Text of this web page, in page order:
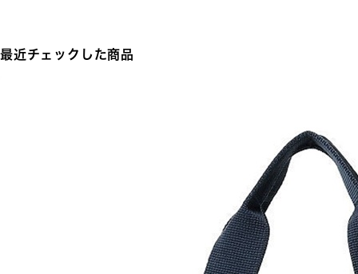
最近チェックした商品